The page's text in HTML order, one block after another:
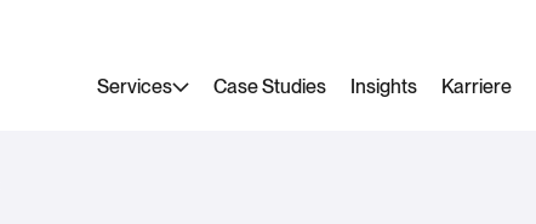
Services Case Studies Insights Karriere